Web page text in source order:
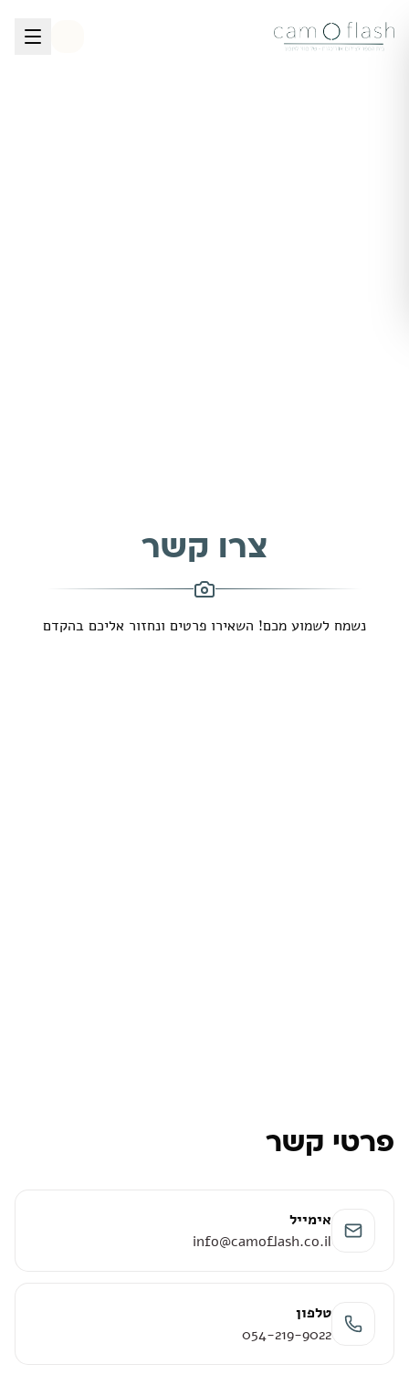
צרו קשר
נשמח לשמוע מכם! השאירו פרטים ונחזור אליכם בהקדם
פרטי קשר
אימייל
info@camoflash.co.il
טלפון
054-219-9022